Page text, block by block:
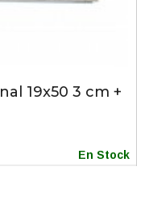
19x50 3 cm +
En Stock